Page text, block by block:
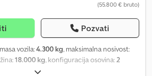
(55.800 € bruto)
Pozvati
vozila:4.300 kg, maksimalna nosivost:
18.000 kg, konfiguracija osovina:2
prostora: